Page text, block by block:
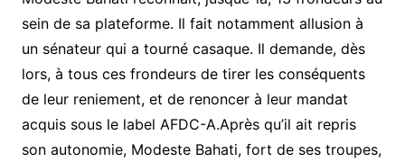
sein de sa plateforme. Il fait notamment allusion à
un sénateur qui a tourné casaque. Il demande, dès
lors, à tous ces frondeurs de tirer les conséquents
de leur reniement, et de renoncer à leur mandat
acquis sous le label AFDC-A.Après qu’il ait repris
son autonomie, Modeste Bahati, fort de ses troupes,